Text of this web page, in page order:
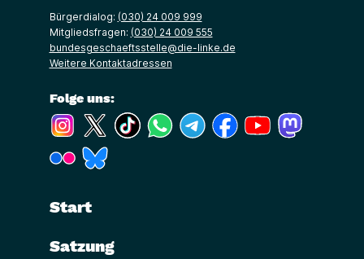
Bürgerdialog: (030) 24 009 999
Mitgliedsfragen: (030) 24 009 555
bundesgeschaeftsstelle@die-linke.de
Weitere Kontaktadressen
Folge uns:
(Link öffnet ein neues Fenster)
(Link öffnet ein neues Fenster)
(Link öffnet ein neues Fenster)
(Link öffnet ein neues Fenster)
(Link öffnet ein neues Fenster)
(Link öffnet ein neues
(Link öffnet ein
(Link öffnet ein neues Fenster)
Start
Satzung